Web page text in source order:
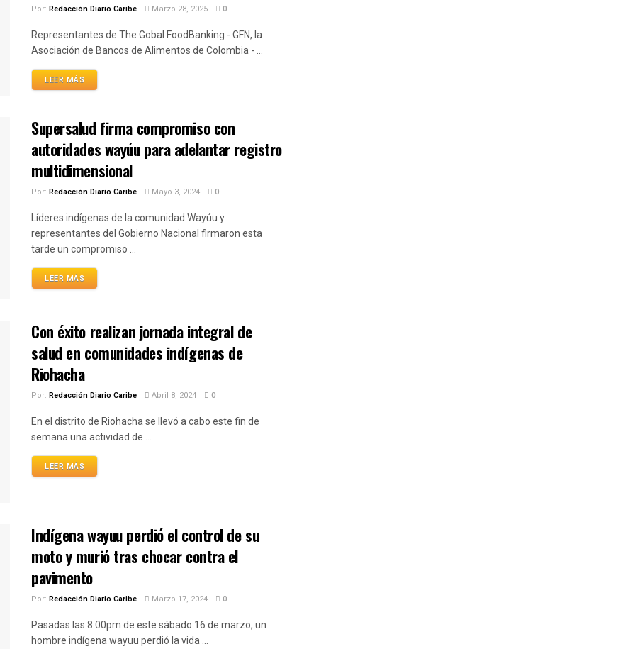
Por: Redacción Diario Caribe Marzo 28, 2025 0
Representantes de The Gobal FoodBanking - GFN, la
Asociación de Bancos de Alimentos de Colombia - ...
LEER MÁS
Supersalud firma compromiso con
autoridades wayúu para adelantar registro
multidimensional
Por: Redacción Diario Caribe Mayo 3, 2024 0
Líderes indígenas de la comunidad Wayúu y
representantes del Gobierno Nacional firmaron esta
tarde un compromiso ...
LEER MÁS
Con éxito realizan jornada integral de
salud en comunidades indígenas de
Riohacha
Por: Redacción Diario Caribe Abril 8, 2024 0
En el distrito de Riohacha se llevó a cabo este fin de
semana una actividad de ...
LEER MÁS
Indígena wayuu perdió el control de su
moto y murió tras chocar contra el
pavimento
Por: Redacción Diario Caribe Marzo 17, 2024 0
Pasadas las 8:00pm de este sábado 16 de marzo, un
hombre indígena wayuu perdió la vida ...